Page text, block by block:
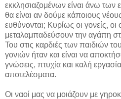
εκκλησιαζομένων είναι άνω των
θα είναι αν δούμε κάποιους
ευθύνονται; Κυρίως οι γονείς,
μεταλαμπαδεύσουν την αγάπη
Του στις καρδιές των παιδιών
γονιών ήταν και είναι να
γνώσεις, πτυχία και καλή
αποτελέσματα.
Οι ναοί μας να μοιάζουν με